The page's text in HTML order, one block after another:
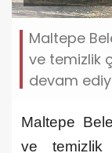
Maltepe
ve temizlik
devam
Maltepe
ve temizlik